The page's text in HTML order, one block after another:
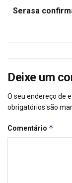
Serasa
Deixe um
O seu endereço de
obrigatórios são
Comentário *